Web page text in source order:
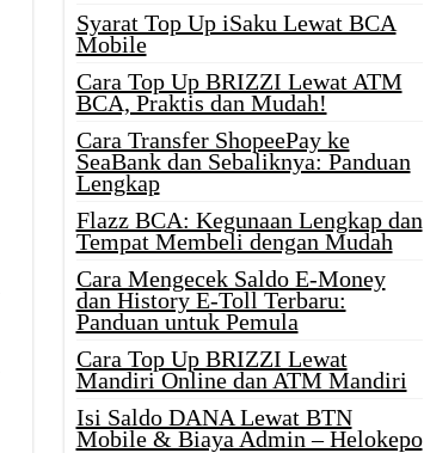
Syarat Top Up iSaku Lewat BCA
Mobile
Cara Top Up BRIZZI Lewat ATM
BCA, Praktis dan Mudah!
Cara Transfer ShopeePay ke
SeaBank dan Sebaliknya: Panduan
Lengkap
Flazz BCA: Kegunaan Lengkap dan
Tempat Membeli dengan Mudah
Cara Mengecek Saldo E-Money
dan History E-Toll Terbaru:
Panduan untuk Pemula
Cara Top Up BRIZZI Lewat
Mandiri Online dan ATM Mandiri
Isi Saldo DANA Lewat BTN
Mobile & Biaya Admin – Helokepo